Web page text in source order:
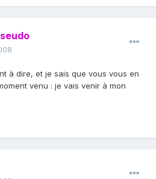
à dire, et je sais que vous vous en
venu : je vais venir à mon